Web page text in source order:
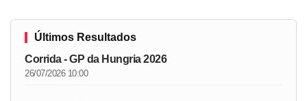
Últimos Resultados
Corrida - GP da Hungria 2026
26/07/2026 10:00